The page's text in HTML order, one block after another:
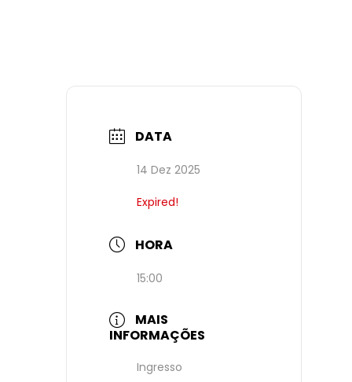
DATA
14 Dez 2025
Expired!
HORA
15:00
MAIS
INFORMAÇÕES
Ingresso